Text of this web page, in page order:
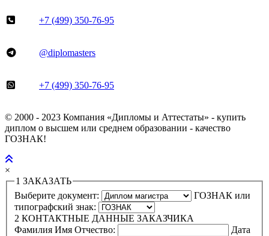
+7 (499) 350-76-95
@diplomasters
+7 (499) 350-76-95
© 2000 - 2023 Компания «Дипломы и Аттестаты» - купить
диплом о высшем или среднем образовании - качество
ГОЗНАК!
×
1 ЗАКАЗАТЬ
Выберите документ:
ГОЗНАК или
типографский знак:
2 КОНТАКТНЫЕ ДАННЫЕ ЗАКАЗЧИКА
Фамилия Имя Отчество:
Дата